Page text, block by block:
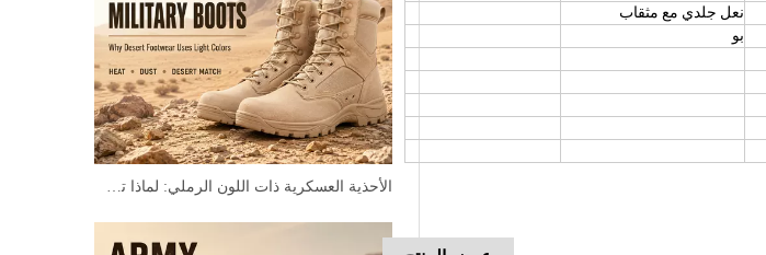
نعل جلدي مع مثقاب
بو